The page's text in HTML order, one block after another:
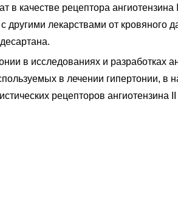
в качестве рецептора ангиотензина
другими лекарствами от кровяного
в исследованиях и разработках
в лечении гипертонии, в
рецепторов ангиотензина